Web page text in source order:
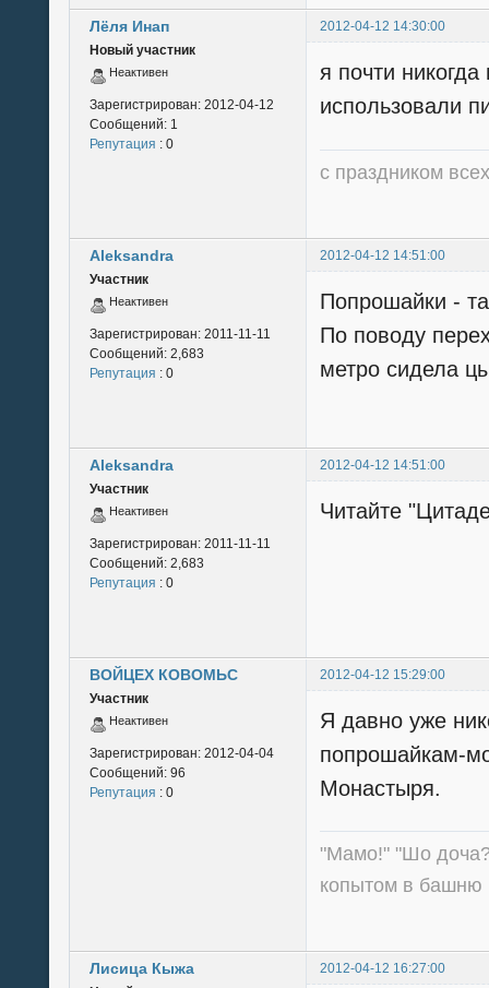
Лёля Инап
2012-04-12 14:30:00
Новый участник
Неактивен
Зарегистрирован: 2012-04-12
Сообщений: 1
Репутация : 0
я почти
использовали
с праздником
Aleksandra
2012-04-12 14:51:00
Участник
Неактивен
Зарегистрирован: 2011-11-11
Сообщений: 2,683
Репутация : 0
Попрошайки -
По поводу
метро сидела
Aleksandra
2012-04-12 14:51:00
Участник
Неактивен
Зарегистрирован: 2011-11-11
Сообщений: 2,683
Репутация : 0
Читайте
ВОЙЦЕХ КОВОМЬС
2012-04-12 15:29:00
Участник
Неактивен
Зарегистрирован: 2012-04-04
Сообщений: 96
Репутация : 0
Я давно уже
попрошайкам-
Монастыря.
"Мамо!" "Шо
копытом в башню
Лисица Кыжа
2012-04-12 16:27:00